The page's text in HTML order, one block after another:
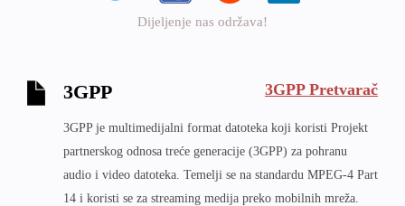
Dijeljenje nas održava!
3GPP 3GPP Pretvarač
3GPP je multimedijalni format datoteka koji koristi Projekt
partnerskog odnosa treće generacije (3GPP) za pohranu
audio i video datoteka. Temelji se na standardu MPEG-4 Part
14 i koristi se za streaming medija preko mobilnih mreža.